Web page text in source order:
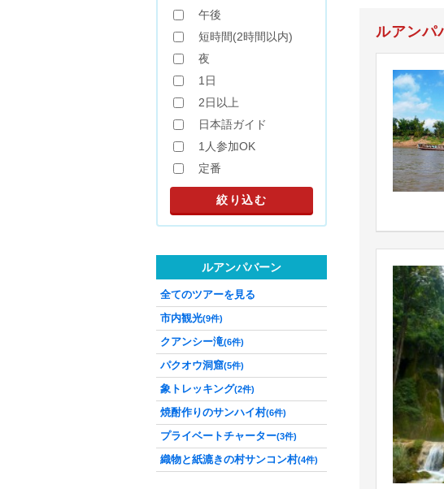
ルアンパ
午後
短時間(2時間以内)
夜
1日
2日以上
日本語ガイド
1人参加OK
定番
ルアンパバーン
全てのツアーを見る
市内観光(9件)
クアンシー滝(6件)
パクオウ洞窟(5件)
象トレッキング(2件)
焼酎作りのサンハイ村(6件)
プライベートチャーター(3件)
織物と紙漉きの村サンコン村(4件)